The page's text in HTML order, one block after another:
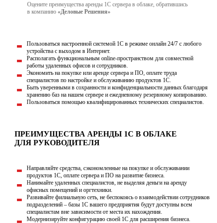
Оцените преимущества аренды 1С сервера в облаке, обратившись
в компанию «Деловые Решения»
Пользоваться настроенной системой 1С в режиме онлайн 24/7 с любого
устройства с выходом в Интернет.
Располагать функциональным online-пространством для совместной
работы удаленных офисов и сотрудников.
Экономить на покупке или аренде сервера и ПО, оплате труда
специалистов по настройке и обслуживанию продуктов 1C.
Быть уверенными в сохранности и конфиденциальности данных благодаря
хранению баз на нашем сервере и ежедневному резервному копированию.
Пользоваться помощью квалифицированных технических специалистов.
ПРЕИМУЩЕСТВА АРЕНДЫ 1С В ОБЛАКЕ
ДЛЯ РУКОВОДИТЕЛЯ
Направляйте средства, сэкономленные на покупке и обслуживании
продуктов 1С, оплате сервера и ПО на развитие бизнеса.
Нанимайте удаленных специалистов, не выделяя деньги на аренду
офисных помещений и оргтехники.
Развивайте филиальную сеть, не беспокоясь о взаимодействии сотрудников
подразделений – базы 1С вашего предприятия будут доступны всем
специалистам вне зависимости от места их нахождения.
Модернизируйте конфигурацию своей 1С для расширения бизнеса.